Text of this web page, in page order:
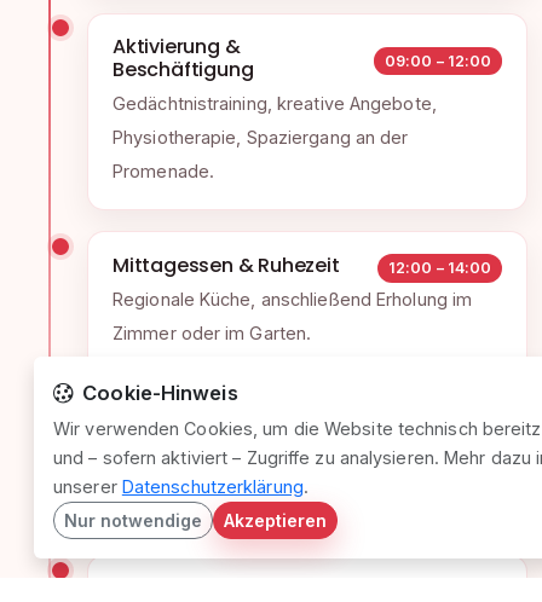
Aktivierung &
Beschäftigung
09:00 – 12:00
Gedächtnistraining, kreative Angebote,
Physiotherapie, Spaziergang an der
Promenade.
Mittagessen & Ruhezeit 12:00 – 14:00
Regionale Küche, anschließend Erholung im
Zimmer oder im Garten.
Nachmittagsprogramm 14:00 – 17:00
Musik, Lesekreis, Besuchszeit oder
individuelle Gespräche.
Cookie-Hinweis
Wir verwenden Cookies, um die Website technisch
und – sofern aktiviert – Zugriffe zu analysieren. Mehr dazu
unserer Datenschutzerklärung.
Nur notwendige
Akzeptieren